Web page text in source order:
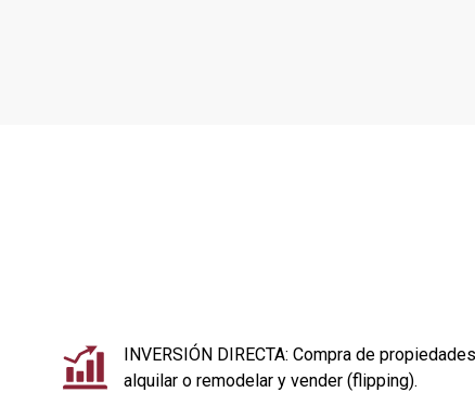
INVERSIÓN DIRECTA: Compra de
alquilar o remodelar y vender (flipping).